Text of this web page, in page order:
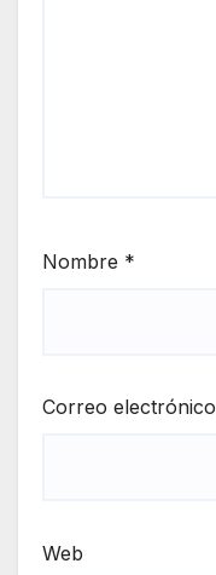
Nombre *
Correo electrónico
Web